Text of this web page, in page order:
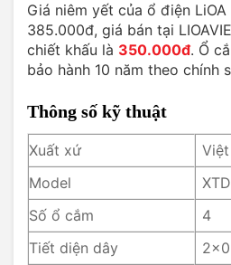
Giá niêm yết của ổ điện LiOA
385.000đ, giá bán tại
chiết khấu là 350.000đ. Ổ
bảo hành 10 năm theo chính
Thông số kỹ thuật
Xuất xứ
Model
Số ổ cắm
4
Tiết diện dây